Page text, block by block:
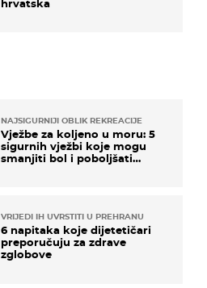
NAJSIGURNIJI OBLIK REKREACIJE
Vježbe za koljeno u moru: 5
sigurnih vježbi koje mogu
smanjiti bol i poboljšati
VRIJEDI IH UVRSTITI U PREHRANU
6 napitaka koje dijetetičari
preporučuju za zdrave
zglobove
hrvatska